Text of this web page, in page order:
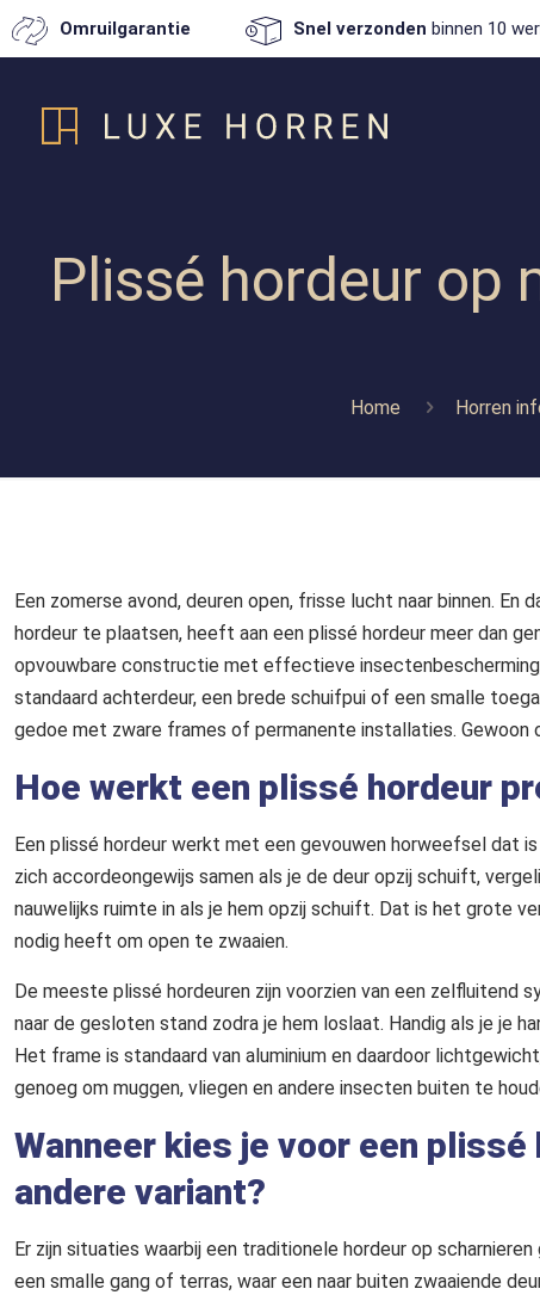
Omruilgarantie Snel verzonden binnen 10
Plissé hordeur op
Home Horren
Een zomerse avond, deuren open, frisse lucht naar binnen.
hordeur te plaatsen, heeft aan een plissé hordeur meer dan
opvouwbare constructie met effectieve
standaard achterdeur, een brede schuifpui of een smalle
gedoe met zware frames of permanente installaties. Gewoon
Hoe werkt een plissé hordeur
Een plissé hordeur werkt met een gevouwen horweefsel dat
zich accordeongewijs samen als je de deur opzij schuift,
nauwelijks ruimte in als je hem opzij schuift. Dat is het grote
nodig heeft om open te zwaaien.
De meeste plissé hordeuren zijn voorzien van een
naar de gesloten stand zodra je hem loslaat. Handig als je je
Het frame is standaard van aluminium en daardoor
genoeg om muggen, vliegen en andere insecten buiten te
Wanneer kies je voor een
andere variant?
Er zijn situaties waarbij een traditionele hordeur op
een smalle gang of terras, waar een naar buiten zwaaiende